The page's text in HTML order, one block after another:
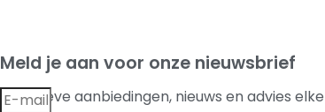
Meld je aan voor onze nieuwsbrief
Exclusieve aanbiedingen, nieuws en advies